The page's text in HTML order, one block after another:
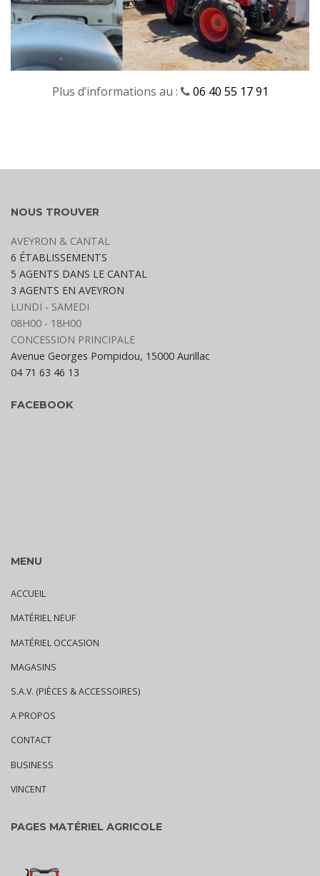
Plus d’informations au : 06 40 55 17 91
NOUS TROUVER
AVEYRON & CANTAL
6 ÉTABLISSEMENTS
5 AGENTS DANS LE CANTAL
3 AGENTS EN AVEYRON
LUNDI - SAMEDI
08H00 - 18H00
CONCESSION PRINCIPALE
Avenue Georges Pompidou, 15000 Aurillac
04 71 63 46 13
FACEBOOK
MENU
ACCUEIL
MATÉRIEL NEUF
MATÉRIEL OCCASION
MAGASINS
S.A.V. (PIÈCES & ACCESSOIRES)
A PROPOS
CONTACT
BUSINESS
VINCENT
PAGES MATÉRIEL AGRICOLE